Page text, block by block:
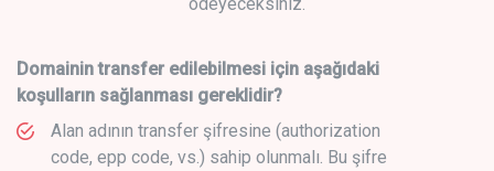
Domainin transfer edilebilmesi için aşağıdaki
koşulların sağlanması gereklidir?
Alan adının transfer şifresine (authorization
code, epp code, vs.) sahip olunmalı. Bu şifre